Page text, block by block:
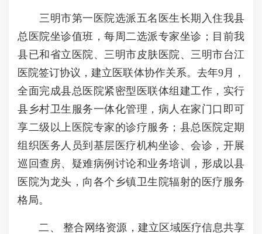
三明市第一医院选派五名医生长期入住我县
总医院坐诊值班，每周二选派专家坐诊；目前我
县已和省立医院、三明市皮肤医院、三明市台江
医院签订协议，建立医联体协作关系。去年9月，
全面完成县总医院紧密型医联体组建工作，实行
县乡村卫生服务一体化管理，病人在家门口即可
享二级以上医院专家的诊疗服务；县总医院定期
组织医务人员到基层医疗机构坐诊、会诊，开展
巡回查房、疑难病例讨论和业务培训，形成以县
医院为龙头，向各个乡镇卫生院辐射的医疗服务
格局。
二、 整合网络资源，建立区域医疗信息共享